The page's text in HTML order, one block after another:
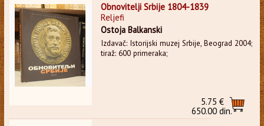
Obnovitelji Srbije 1804-1839
Reljefi
Ostoja Balkanski
Izdavač: Istorijski muzej Srbije, Beograd 2004;
tiraž: 600 primeraka;
5.75 €
650.00 din.